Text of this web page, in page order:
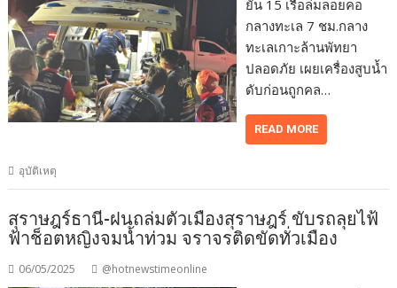
ยัน 15 เรือล่มลอยคอ
กลางทะเล 7 ชม.กลาง
ทะเลเกาะล้านพัทยา
ปลอดภัย เผยเครื่องสูบน้ำ
ดับก่อนถูกคล…
READ MORE
อุบัติเหตุ
สุราษฎร์ธานี-ฝนถล่มตัวเมืองสุราษฎร์ ขับรถลุยไฟ้
ฟ้าช็อตหญิงจมน้ำท่วม จราจรติดขัดทั่วเมือง
06/05/2025 @hotnewstimeonline